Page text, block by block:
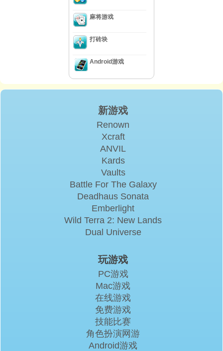
麻将游戏
打砖块
Android游戏
新游戏
Renown
Xcraft
ANVIL
Kards
Vaults
Battle For The Galaxy
Deadhaus Sonata
Emberlight
Wild Terra 2: New Lands
Dual Universe
玩游戏
PC游戏
Mac游戏
在线游戏
免费游戏
技能比赛
角色扮演网游
Android游戏